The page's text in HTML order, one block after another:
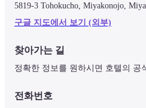
5819-3 Tohokucho, Miyakonojo,
구글 지도에서 보기 (외부)
찾아가는 길
정확한 정보를 원하시면 호텔의 공
전화번호